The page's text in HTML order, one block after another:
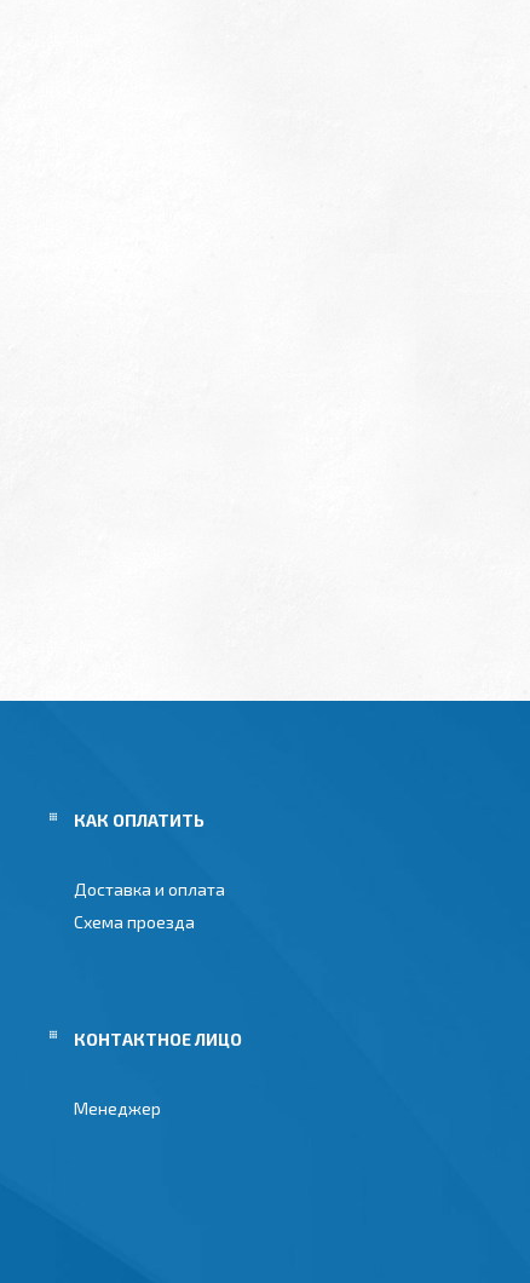
КАК ОПЛАТИТЬ
Доставка и оплата
Схема проезда
Менеджер